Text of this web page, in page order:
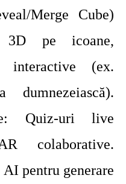
Merge Cube)
3D pe icoane,
interactive (ex.
Quiz-uri live
colaborative.
pentru generare